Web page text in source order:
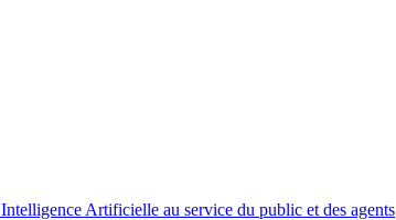
Artificielle au service du public et des agents